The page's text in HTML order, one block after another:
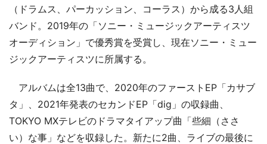
（ドラムス、パーカッション、コーラス）から成る3人組
バンド。2019年の「ソニー・ミュージックアーティスツ
オーディション」で優秀賞を受賞し、現在ソニー・ミュー
ジックアーティスツに所属する。
アルバムは全13曲で、2020年のファーストEP「カサブ
タ」、2021年発表のセカンドEP「dig」の収録曲、
TOKYO MXテレビのドラマタイアップ曲「些細（ささ
い）な事」などを収録した。新たに2曲、ライブの最後に